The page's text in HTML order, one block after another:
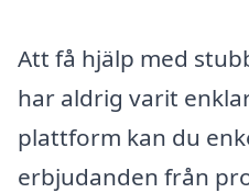
Att få hjälp med
har aldrig varit
plattform kan du
erbjudanden från